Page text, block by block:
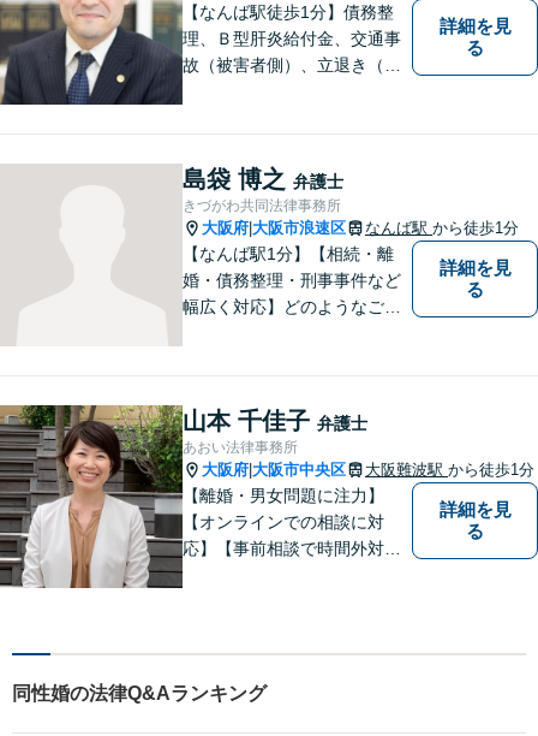
【なんば駅徒歩1分】債務整
理、Ｂ型肝炎給付金、交通事
故（被害者側）、立退き（借
連絡ください！
詳細を見
る
島袋 博之 弁護士
きづがわ共同法律事務所
大阪府 大阪市浪速区 なんば駅 から徒歩1分
【なんば駅1分】【相続・離
婚・債務整理・刑事事件など
幅広く対応】どのようなご相
けています。一緒に解決への
道筋を考えてまいります。
詳細を見
る
山本 千佳子 弁護士
あおい法律事務所
大阪府 大阪市中央区 大阪難波駅 から徒歩1分
【離婚・男女問題に注力】
【オンラインでの相談に対
応】【事前相談で時間外対応
題に注力しております。今ま
での知識や経験を強みに、皆
様をサポートいたします。
詳細を見
る
同性婚の法律Q&Aランキング